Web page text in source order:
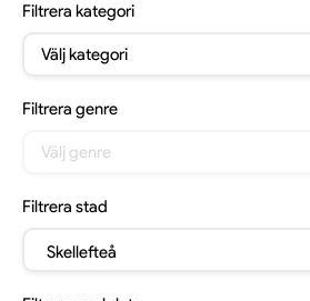
Filtrera kategori
Välj kategori
Filtrera genre
Välj genre
Filtrera stad
Skellefteå